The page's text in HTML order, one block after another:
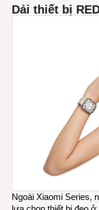
Dải thiết bị
Ngoài Xiaomi Series,